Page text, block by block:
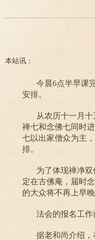
本站讯：
今晨6点半早课
安排。
从农历十一月
禅七和念佛七同时
七以出家僧众为主
排。
为了体现禅净
定在古佛庵，届时
的大众将不再上早
法会的报名工作
据老和尚介绍